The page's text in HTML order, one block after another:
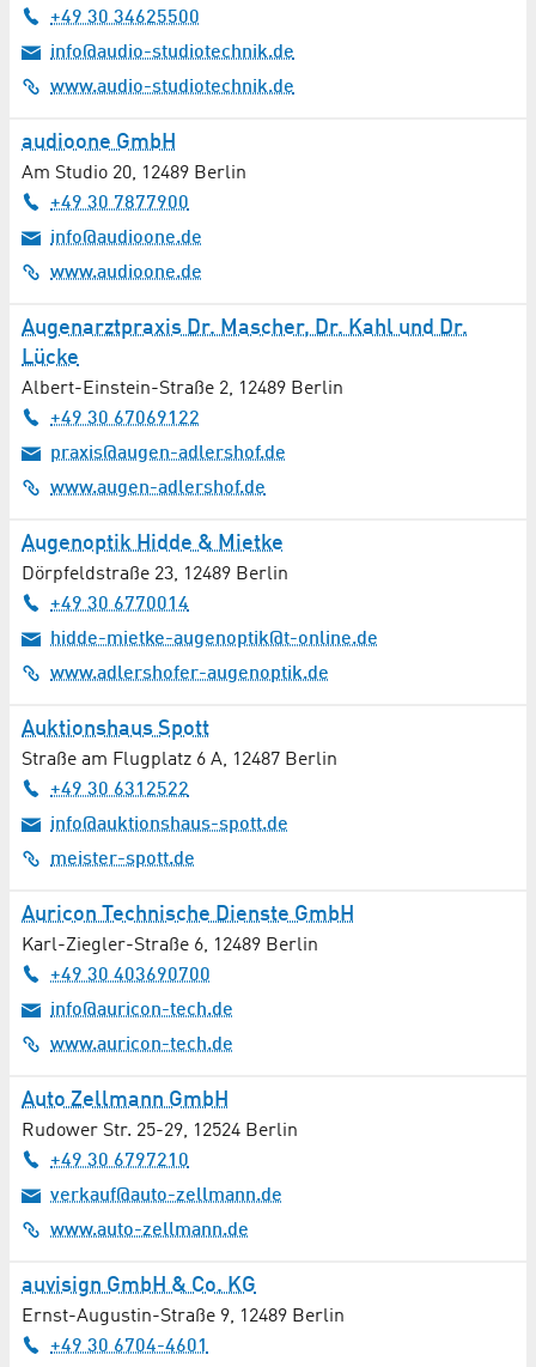
+49 30 34625500
info@audio-studiotechnik.de
www.audio-studiotechnik.de
audioone GmbH
Am Studio 20, 12489 Berlin
+49 30 7877900
info@audioone.de
www.audioone.de
Augenarztpraxis Dr. Mascher, Dr. Kahl und Dr.
Lücke
Albert-Einstein-Straße 2, 12489 Berlin
+49 30 67069122
praxis@augen-adlershof.de
www.augen-adlershof.de
Augenoptik Hidde & Mietke
Dörpfeldstraße 23, 12489 Berlin
+49 30 6770014
hidde-mietke-augenoptik@t-online.de
www.adlershofer-augenoptik.de
Auktionshaus Spott
Straße am Flugplatz 6 A, 12487 Berlin
+49 30 6312522
info@auktionshaus-spott.de
meister-spott.de
Auricon Technische Dienste GmbH
Karl-Ziegler-Straße 6, 12489 Berlin
+49 30 403690700
info@auricon-tech.de
www.auricon-tech.de
Auto Zellmann GmbH
Rudower Str. 25-29, 12524 Berlin
+49 30 6797210
verkauf@auto-zellmann.de
www.auto-zellmann.de
auvisign GmbH & Co. KG
Ernst-Augustin-Straße 9, 12489 Berlin
+49 30 6704-4601